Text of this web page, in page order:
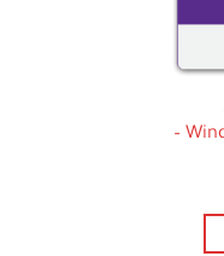
Windows 10 Pro 64/32 bit –